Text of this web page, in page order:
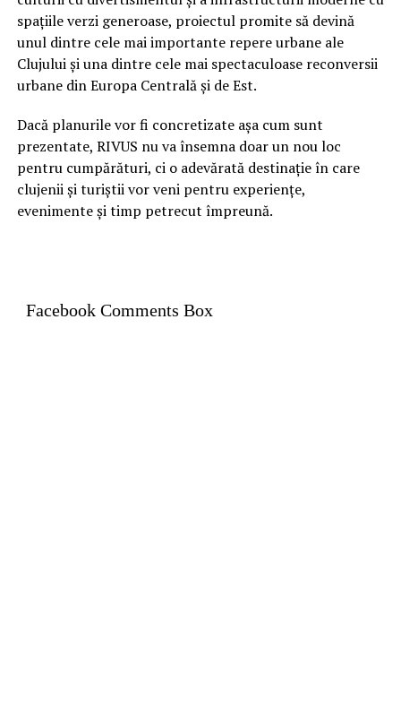
spațiile verzi generoase, proiectul promite să devină
unul dintre cele mai importante repere urbane ale
Clujului și una dintre cele mai spectaculoase reconversii
urbane din Europa Centrală și de Est.
Dacă planurile vor fi concretizate așa cum sunt
prezentate, RIVUS nu va însemna doar un nou loc
pentru cumpărături, ci o adevărată destinație în care
clujenii și turiștii vor veni pentru experiențe,
evenimente și timp petrecut împreună.
Facebook Comments Box